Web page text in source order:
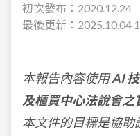
初次發布： 2020.12.24
最後更新： 2025.10.04
本報告內容使用AI
及櫃買中心法說會之
本文件的目標是協